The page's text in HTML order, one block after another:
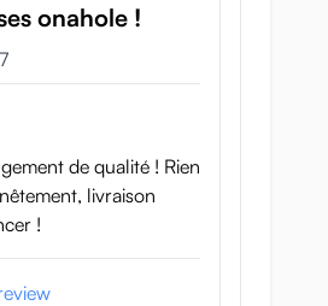
onahole !
2025
de qualité ! Rien
livraison
!